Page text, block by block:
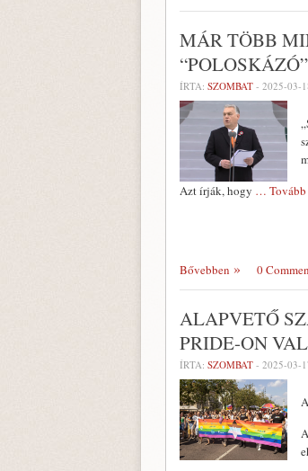
MÁR TÖBB
ÍRTA: SZOMBAT - 2025-03-
Azt írják, hogy … Tovább
Bővebben 0
ALAPVETŐ
PRIDE-ON
ÍRTA: SZOMBAT - 2025-03-